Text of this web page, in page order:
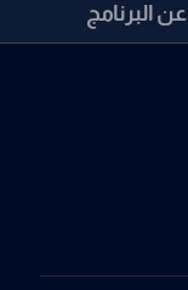
عن البرنامج